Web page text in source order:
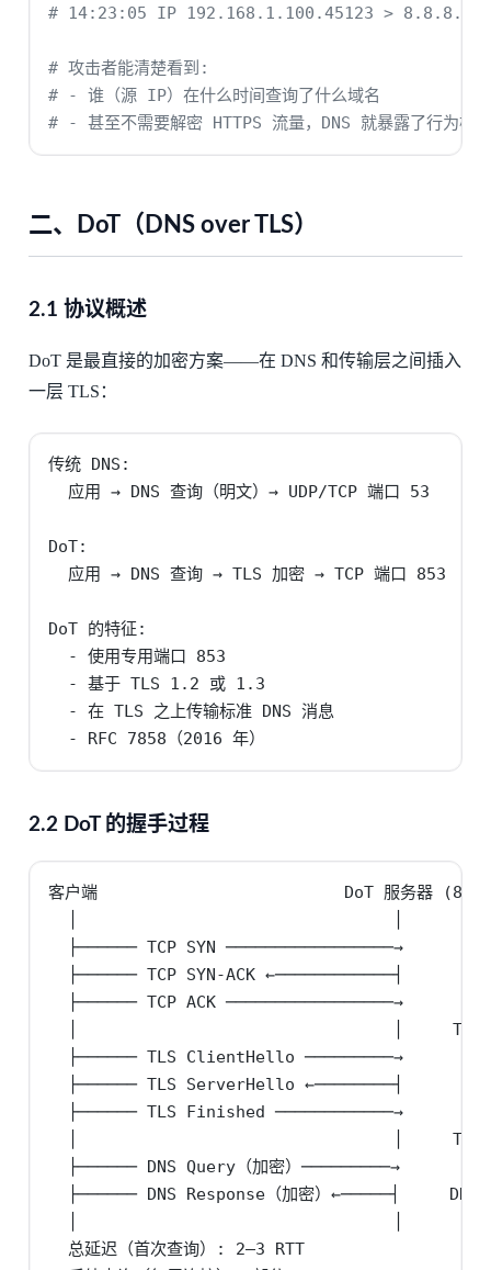
# 14:23:05 IP 192.168.1.100.45123 >
# 攻击者能清楚看到:
# - 谁（源 IP）在什么时间查询了什么域名
# - 甚至不需要解密 HTTPS 流量，DNS 就暴露了行为模
二、DoT（DNS over TLS）
2.1 协议概述
DoT 是最直接的加密方案——在 DNS 和传输层之间插入
一层 TLS：
传统 DNS:
  应用 → DNS 查询（明文）→ UDP/TCP 端口 53
DoT:
  应用 → DNS 查询 → TLS 加密 → TCP 端口 853
DoT 的特征:
  - 使用专用端口 853
  - 基于 TLS 1.2 或 1.3
  - 在 TLS 之上传输标准 DNS 消息
  - RFC 7858（2016 年）
2.2 DoT 的握手过程
客户端                         DoT 服务器
  ├────── TCP SYN ─────────────────→
  ├────── TCP SYN-ACK ←────────────┤
  ├────── TCP ACK ─────────────────→
│                                │     TCP
  ├────── TLS ClientHello ─────────→
  ├────── TLS ServerHello ←────────┤
  ├────── TLS Finished ────────────→
│                                │     TLS
  ├────── DNS Query（加密）─────────→
├────── DNS Response（加密）←─────┤     DNS
  总延迟（首次查询）: 2–3 RTT